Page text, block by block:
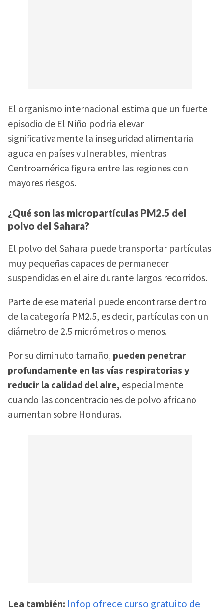
El organismo internacional estima que un fuerte
episodio de El Niño podría elevar
significativamente la inseguridad alimentaria
aguda en países vulnerables, mientras
Centroamérica figura entre las regiones con
mayores riesgos.
¿Qué son las micropartículas PM2.5 del
polvo del Sahara?
El polvo del Sahara puede transportar partículas
muy pequeñas capaces de permanecer
suspendidas en el aire durante largos recorridos.
Parte de ese material puede encontrarse dentro
de la categoría PM2.5, es decir, partículas con un
diámetro de 2.5 micrómetros o menos.
Por su diminuto tamaño, pueden penetrar
profundamente en las vías respiratorias y
reducir la calidad del aire, especialmente
cuando las concentraciones de polvo africano
aumentan sobre Honduras.
Lea también: Infop ofrece curso gratuito de